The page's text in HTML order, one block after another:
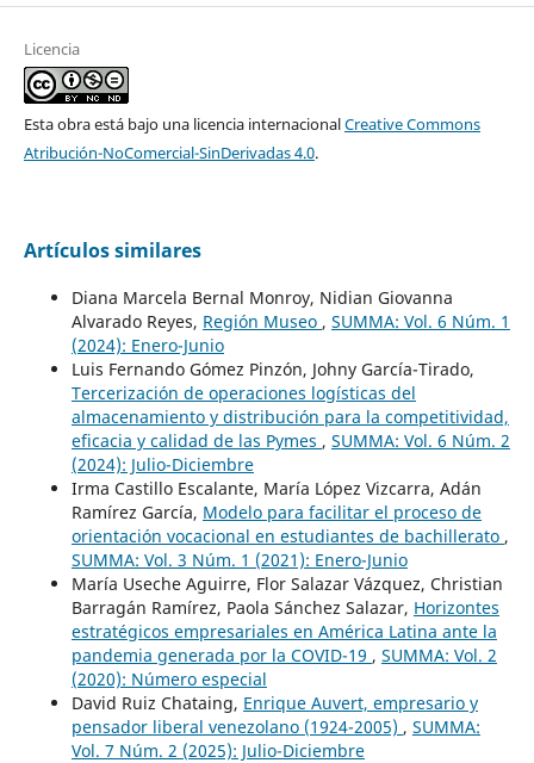
Licencia
Esta obra está bajo una licencia internacionalCreative Commons
Atribución-NoComercial-SinDerivadas 4.0.
Artículos similares
Diana Marcela Bernal Monroy, Nidian Giovanna
Alvarado Reyes, Región Museo , SUMMA: Vol. 6 Núm. 1
(2024): Enero-Junio
Luis Fernando Gómez Pinzón, Johny García-Tirado,
Tercerización de operaciones logísticas del
almacenamiento y distribución para la competitividad,
eficacia y calidad de las Pymes , SUMMA: Vol. 6 Núm. 2
(2024): Julio-Diciembre
Irma Castillo Escalante, María López Vizcarra, Adán
Ramírez García, Modelo para facilitar el proceso de
orientación vocacional en estudiantes de bachillerato ,
SUMMA: Vol. 3 Núm. 1 (2021): Enero-Junio
María Useche Aguirre, Flor Salazar Vázquez, Christian
Barragán Ramírez, Paola Sánchez Salazar, Horizontes
estratégicos empresariales en América Latina ante la
pandemia generada por la COVID-19 , SUMMA: Vol. 2
(2020): Número especial
David Ruiz Chataing, Enrique Auvert, empresario y
pensador liberal venezolano (1924-2005) , SUMMA:
Vol. 7 Núm. 2 (2025): Julio-Diciembre